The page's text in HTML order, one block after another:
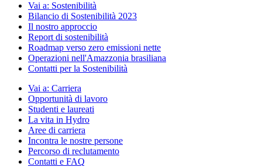
Vai a: Sostenibilità
Bilancio di Sostenibilità 2023
Il nostro approccio
Report di sostenibilità
Roadmap verso zero emissioni nette
Operazioni nell'Amazzonia brasiliana
Contatti per la Sostenibilità
Vai a: Carriera
Opportunità di lavoro
Studenti e laureati
La vita in Hydro
Aree di carriera
Incontra le nostre persone
Percorso di reclutamento
Contatti e FAQ